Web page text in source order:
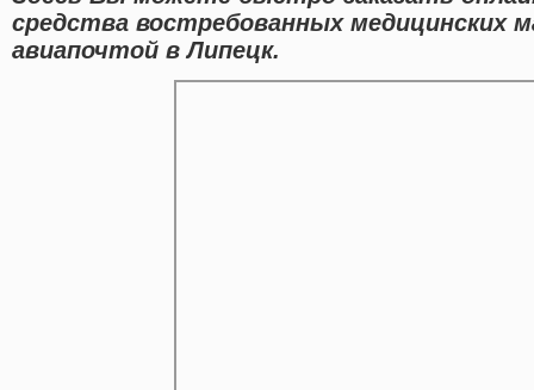
средства востребованных медицинских
авиапочтой в Липецк.